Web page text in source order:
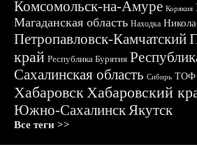
Комсомольск-на-Амуре Корякия
Магаданская область Находка
Петропавловск-Камчатский
край Республика Бурятия
Сахалинская область Сибирь ТОФ
ХабаровскХабаровский
Южно-СахалинскЯкутск
Все теги >>